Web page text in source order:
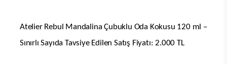
Atelier Rebul Mandalina Çubuklu Oda Kokusu 120 ml –
Sınırlı Sayıda Tavsiye Edilen Satış Fiyatı: 2.000 TL